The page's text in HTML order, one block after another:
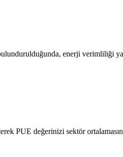
enerji verimliliği
PUE değerinizi sektör